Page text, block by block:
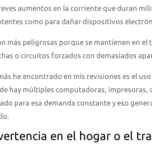
aumentos en la corriente que duran
como para dañar dispositivos
más peligrosas porque se mantienen en
o circuitos forzados con demasiados
he encontrado en mis revisiones es el
hay múltiples computadoras, impresoras,
para esa demanda constante y eso
en el hogar o el